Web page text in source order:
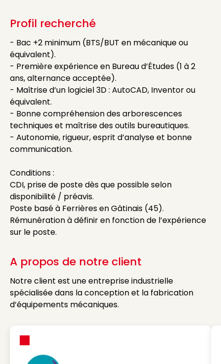
Profil recherché
- Bac +2 minimum (BTS/BUT en mécanique ou
équivalent).
- Première expérience en Bureau d’Études (1 à 2
ans, alternance acceptée).
- Maîtrise d’un logiciel 3D : AutoCAD, Inventor ou
équivalent.
- Bonne compréhension des arborescences
techniques et maîtrise des outils bureautiques.
- Autonomie, rigueur, esprit d’analyse et bonne
communication.
Conditions :
CDI, prise de poste dès que possible selon
disponibilité / préavis.
Poste basé à Ferrières en Gâtinais (45).
Rémunération à définir en fonction de l’expérience
sur le poste.
A propos de notre client
Notre client est une entreprise industrielle
spécialisée dans la conception et la fabrication
d’équipements mécaniques.